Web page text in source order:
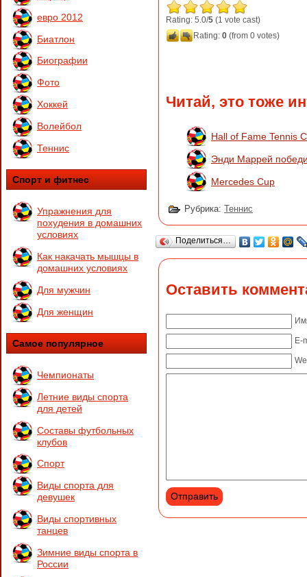
евро 2012
Биатлон
Биографии
Фото
Хоккей
Волейбол
Теннис
Спорт и фитнес
Упражнения для
похудения в домашних
условиях
Как накачать мышцы в
домашних условиях
Для мужчин
Для женщин
Самое популярное
Чемпионаты
Летние виды спорта
для детей
Составы футбольных
клубов
Спорт
Виды спорта для
девушек
Виды спортивных
танцев
Зимние виды спорта в
России
Rating: 5.0/5 (1 vote cast)
Rating: 0 (from 0 votes)
Читай, это тоже
Hall of Fame Tennis
Энди Маррей
Mercedes Cup
Рубрика: Теннис
Поделиться…
Оставить
E-